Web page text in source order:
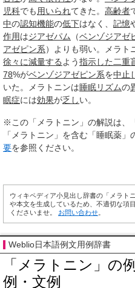
児科でも 用いられてきた。 高齢者
中の認知機能の低下はなく、 記憶
作用はジアゼパム （ベンゾジアゼ
アゼピン系）よりも弱い。メラト
徐々に減量する よう指示した 二重
78%がベンゾジアゼピン系を中止
いた。メラトニンは睡眠リズムの
眠症には効果が乏しい。
※この「メラトニン」の解説は、
「メラトニン」を含む「睡眠薬」
要を参照ください。
ウィキペディア小見出し辞書の「メラト
や本文を生成しているため、不適切な項
くださいませ。 お問い合わせ
Weblio日本語例文用例辞書
「メラトニン」の
例・文例